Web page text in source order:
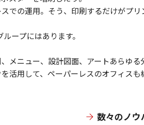
での運用。そう、印刷するだけがプリ
ープにはあります。
メニュー、設計図面、アートあらゆる
用して、ペーパーレスのオフィスも
数々のノウ